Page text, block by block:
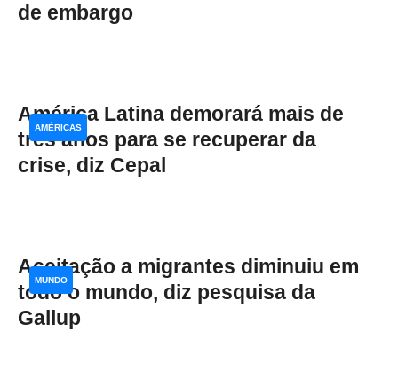
de embargo
América Latina demorará mais de
três anos para se recuperar da
crise, diz Cepal
AMÉRICAS
Aceitação a migrantes diminuiu em
todo o mundo, diz pesquisa da
Gallup
MUNDO